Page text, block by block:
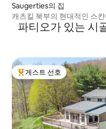
Saugerties의 집
캐츠킬 북부의 현대적인 스
파티오가 있는 시
상위 게스트 선호
게스트 선호